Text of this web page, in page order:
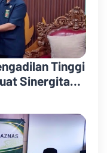
Tinggi
Sinergitas